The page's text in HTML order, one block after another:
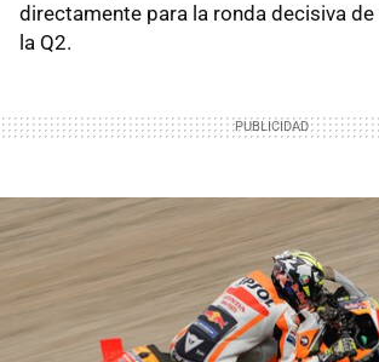
directamente para la ronda decisiva
la Q2.